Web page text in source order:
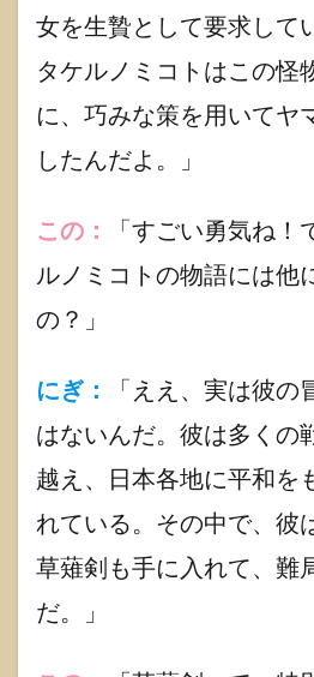
女を生贄として要求して
タケルノミコトはこの怪
に、巧みな策を用いてヤ
したんだよ。」
この：
「すごい勇気ね
ルノミコトの物語には他
の？」
にぎ：
「ええ、実は彼
はないんだ。彼は多くの
越え、日本各地に平和を
れている。その中で、彼
草薙剣も手に入れて、難
だ。」